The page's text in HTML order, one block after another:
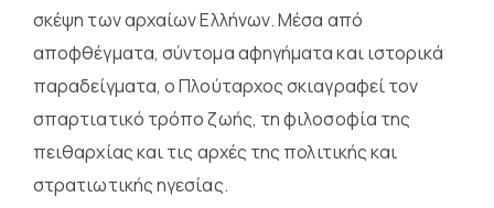
σκέψη των αρχαίων Ελλήνων. Μέσα από
αποφθέγματα, σύντομα αφηγήματα και ιστορικά
παραδείγματα, ο Πλούταρχος σκιαγραφεί τον
σπαρτιατικό τρόπο ζωής, τη φιλοσοφία της
πειθαρχίας και τις αρχές της πολιτικής και
στρατιωτικής ηγεσίας.